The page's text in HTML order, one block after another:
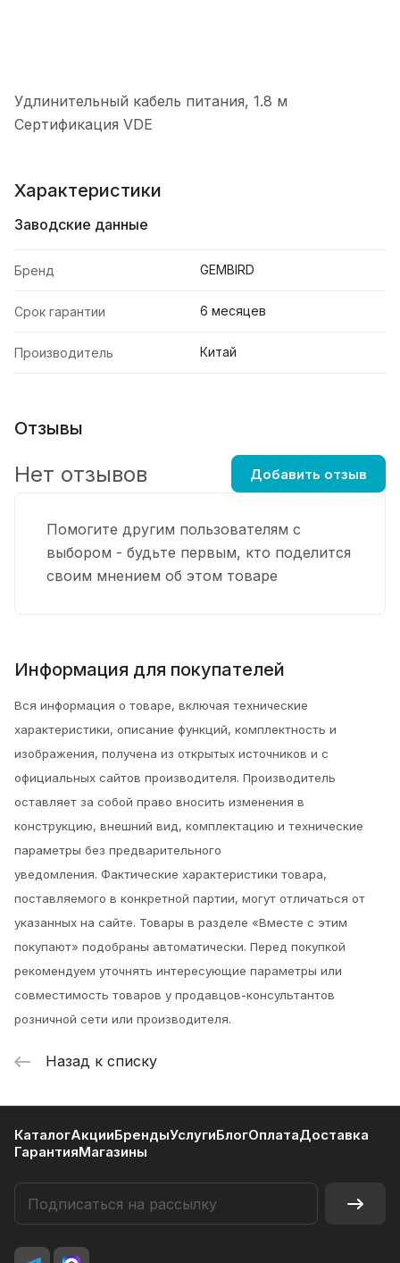
Удлинительный кабель питания, 1.8 м
Сертификация VDE
Характеристики
Заводские данные
Бренд GEMBIRD
Срок гарантии 6 месяцев
Производитель Китай
Отзывы
Помогите другим пользователям с
выбором - будьте первым, кто поделится
своим мнением об этом товаре
Нет отзывов Добавить отзыв
Информация для покупателей
Вся информация о товаре, включая технические
характеристики, описание функций, комплектность и
изображения, получена из открытых источников и с
официальных сайтов производителя. Производитель
оставляет за собой право вносить изменения в
конструкцию, внешний вид, комплектацию и технические
параметры без предварительного
уведомления. Фактические характеристики товара,
поставляемого в конкретной партии, могут отличаться от
указанных на сайте. Товары в разделе «Вместе с этим
покупают» подобраны автоматически. Перед покупкой
рекомендуем уточнять интересующие параметры или
совместимость товаров у продавцов-консультантов
розничной сети или производителя.
Назад к списку
КаталогАкцииБрендыУслугиБлогОплатаДоставка
ГарантияМагазины